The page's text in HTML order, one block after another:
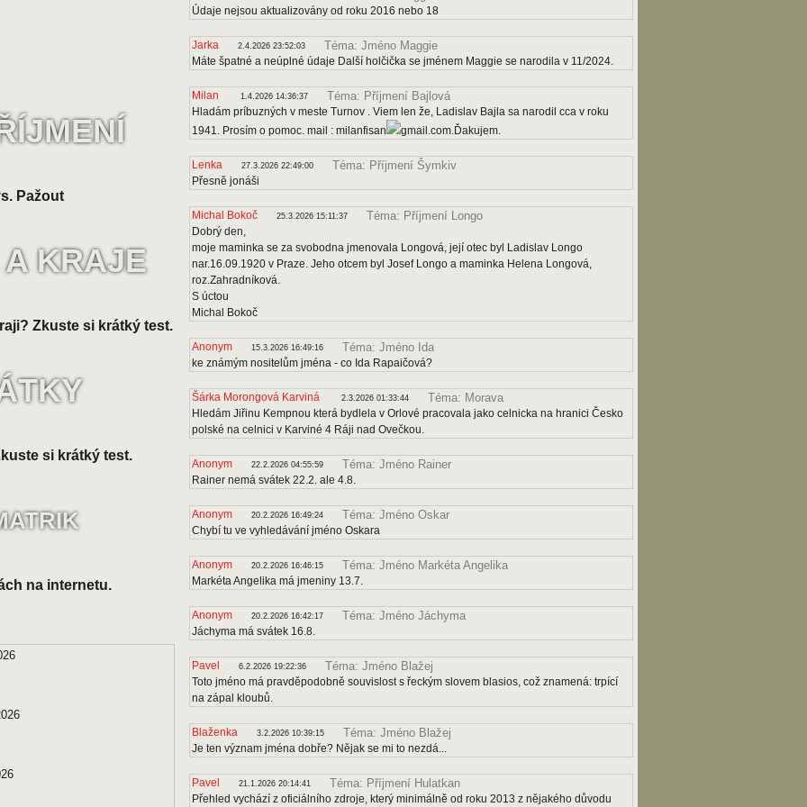
Pažout
KRAJE
Zkuste si krátký test.
si krátký test.
na internetu.
Údaje nejsou aktualizovány od roku 2016 nebo 18
Jarka 2.4.2026 23:52:03 Téma: Jméno Maggie
Máte špatné a neúplné údaje Další holčička se jménem Maggie se narodila v 11/2024.
Milan 1.4.2026 14:36:37 Téma: Příjmení Bajlová
Hladám príbuzných v meste Turnov . Viem len že, Ladislav Bajla sa narodil cca v roku
1941. Prosím o pomoc. mail : milanfisan
gmail.com.Ďakujem.
Lenka 27.3.2026 22:49:00 Téma: Příjmení Šymkiv
Přesně jonáši
Michal Bokoč 25.3.2026 15:11:37 Téma: Příjmení Longo
Dobrý den,
moje maminka se za svobodna jmenovala Longová, její otec byl Ladislav Longo
nar.16.09.1920 v Praze. Jeho otcem byl Josef Longo a maminka Helena Longová,
roz.Zahradníková.
S úctou
Michal Bokoč
Anonym 15.3.2026 16:49:16 Téma: Jméno Ida
ke známým nositelům jména - co Ida Rapaičová?
Šárka Morongová Karviná 2.3.2026 01:33:44 Téma: Morava
Hledám Jiřinu Kempnou která bydlela v Orlové pracovala jako celnicka na hranici Česko
polské na celnici v Karviné 4 Ráji nad Ovečkou.
Anonym 22.2.2026 04:55:59 Téma: Jméno Rainer
Rainer nemá svátek 22.2. ale 4.8.
Anonym 20.2.2026 16:49:24 Téma: Jméno Oskar
Chybí tu ve vyhledávání jméno Oskara
Anonym 20.2.2026 16:46:15 Téma: Jméno Markéta Angelika
Markéta Angelika má jmeniny 13.7.
Anonym 20.2.2026 16:42:17 Téma: Jméno Jáchyma
Jáchyma má svátek 16.8.
Pavel 6.2.2026 19:22:36 Téma: Jméno Blažej
Toto jméno má pravděpodobně souvislost s řeckým slovem blasios, což znamená: trpící
na zápal kloubů.
Blaženka 3.2.2026 10:39:15 Téma: Jméno Blažej
Je ten význam jména dobře? Nějak se mi to nezdá...
Pavel 21.1.2026 20:14:41 Téma: Příjmení Hulatkan
Přehled vychází z oficiálního zdroje, který minimálně od roku 2013 z nějakého důvodu